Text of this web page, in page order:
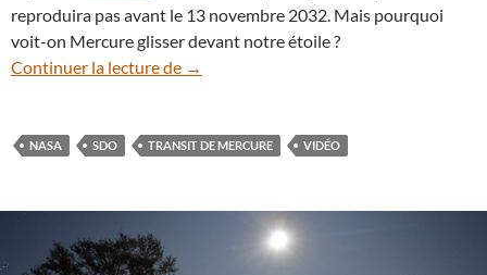
reproduira pas avant le 13 novembre 2032. Mais pourquoi
voit-on Mercure glisser devant notre étoile ?
Continuer la lecture de En vidéo : SDO filme le transit de
→
NASA SDO TRANSIT DE MERCURE VIDÉO